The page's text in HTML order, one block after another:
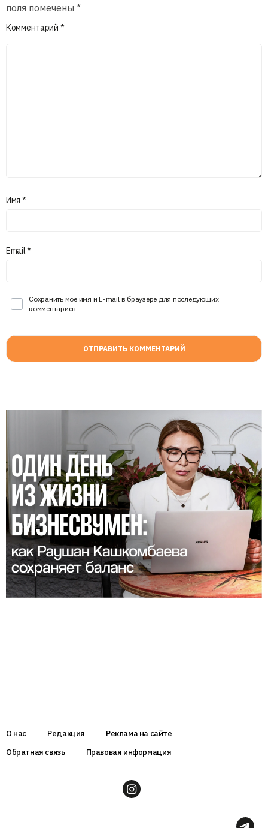
поля помечены *
Комментарий *
Имя *
Email*
Сохранить моё имя и E-mail в браузере для последующих
комментариев
О нас Редакция
Реклама на сайте
Обратная связь
Правовая информация